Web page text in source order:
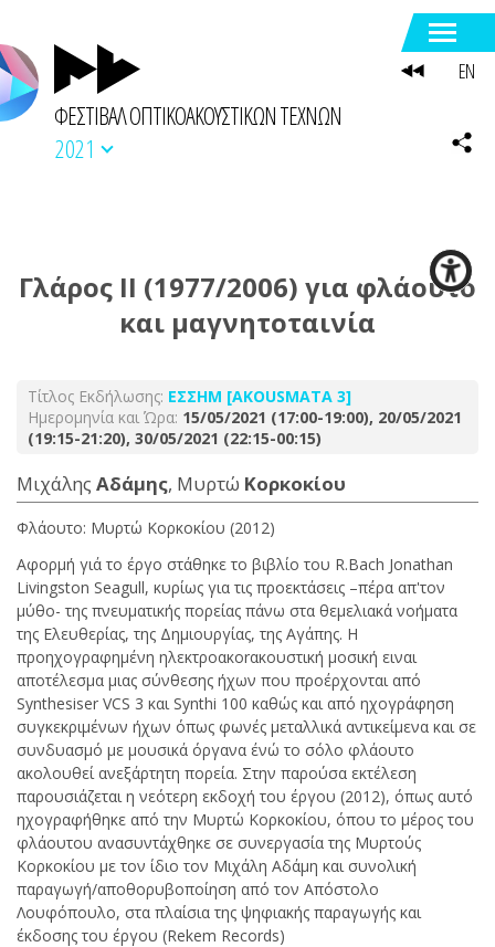
ΦΕΣΤΙΒΑΛ ΟΠΤΙΚΟΑΚΟΥΣΤΙΚΩΝ ΤΕΧΝΩΝ
2021
Γλάρος II (1977/2006) για φλάουτο
και μαγνητοταινία
Τίτλος Εκδήλωσης: ΕΣΣΗΜ [AKOUSMATA 3]
Ημερομηνία και Ώρα: 15/05/2021 (17:00-19:00), 20/05/2021
(19:15-21:20), 30/05/2021 (22:15-00:15)
Μιχάλης Αδάμης, Μυρτώ Κορκοκίου
Φλάουτο: Μυρτώ Κορκοκίου (2012)
Αφορμή γιά το έργο στάθηκε το βιβλίο του R.Bach Jonathan
Livingston Seagull, κυρίως για τις προεκτάσεις –πέρα απ'τον
μύθο- της πνευματικής πορείας πάνω στα θεμελιακά νοήματα
της Ελευθερίας, της Δημιουργίας, της Αγάπης. Η
προηχογραφημένη ηλεκτροακοrακουστική μοσική ειναι
αποτέλεσμα μιας σύνθεσης ήχων που προέρχονται από
Synthesiser VCS 3 και Synthi 100 καθώς και από ηχογράφηση
συγκεκριμένων ήχων όπως φωνές μεταλλικά αντικείμενα και σε
συνδυασμό με μουσικά όργανα ένώ το σόλο φλάουτο
ακολουθεί ανεξάρτητη πορεία. Στην παρούσα εκτέλεση
παρουσιάζεται η νεότερη εκδοχή του έργου (2012), όπως αυτό
ηχογραφήθηκε από την Μυρτώ Κορκοκίου, όπου το μέρος του
φλάουτου ανασυντάχθηκε σε συνεργασία της Μυρτούς
Κορκοκίου με τον ίδιο τον Μιχάλη Αδάμη και συνολική
παραγωγή/αποθορυβοποίηση από τον Απόστολο
Λουφόπουλο, στα πλαίσια της ψηφιακής παραγωγής και
έκδοσης του έργου (Rekem Records)
EN